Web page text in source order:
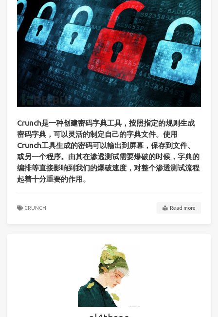
Crunch是一种创建密码字典工具，按照指定的规则生成
密码字典，可以灵活的制定自己的字典文件。使用
Crunch工具生成的密码可以输出到屏幕，保存到文件、
或另一个程序。由其在渗透测试需要爆破的时候，字典的
编排等直接影响到我们的爆破速度，对整个渗透测试流程
起着十分重要的作用。
CRUNCH Read more